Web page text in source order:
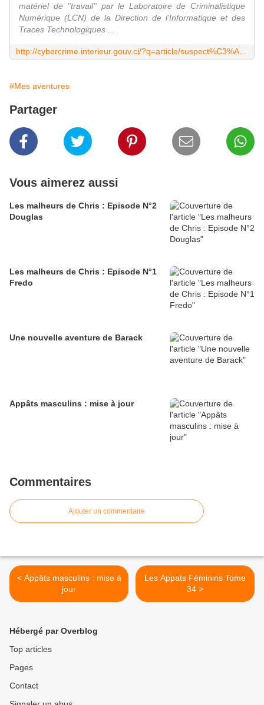
matériel de ''travail'' par le Laboratoire de Criminalistique
Numérique (LCN) de la Direction de l'Informatique et des
Traces Technologiques ...
#Mes aventures
Partager
Vous aimerez aussi
Les malheurs de Chris : Episode N°2
Douglas
Les malheurs de Chris : Episode N°1
Fredo
Une nouvelle aventure de Barack
Appâts masculins : mise à jour
Commentaires
Ajouter un commentaire
< Appâts masculins : mise à
jour
Les Appats Féminins Tome
34 >
Hébergé par Overblog
Top articles
Pages
Contact